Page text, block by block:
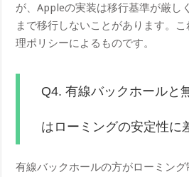
が、Appleの実装は移行基準が厳し
まで移行しないことがあります。
理ポリシーによるものです。
Q4. 有線バックホールと
はローミングの安定性に
有線バックホールの方がローミン